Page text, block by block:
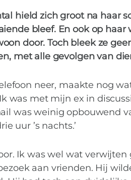
hield zich groot na haar
bleef. En ook op
door. Toch bleek ze
met alle gevolgen van
neer, maakte nog
was met mijn ex in
was weinig opbouwend
uur ’s nachts.’
Ik was wel wat
aan vrienden. Hij